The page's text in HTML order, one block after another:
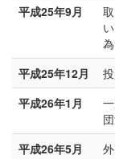
平成25年9月
平成25年12月
平成26年1月
平成26年5月